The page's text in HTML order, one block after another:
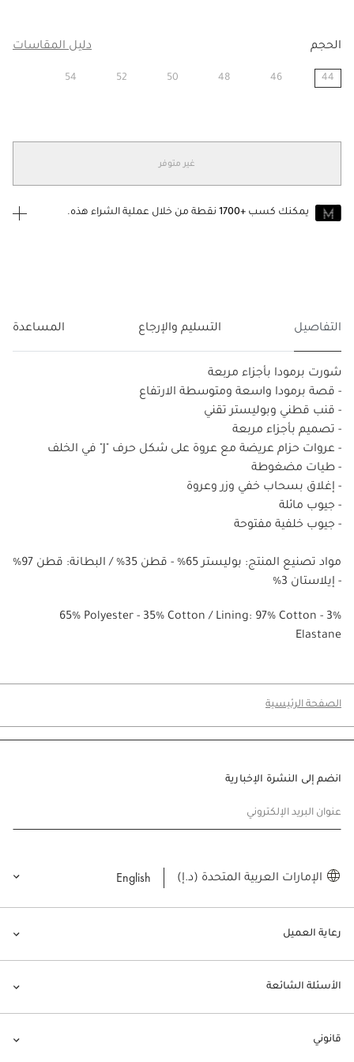
الحجم دليل المقاسات
44
46
48
50
52
54
غير متوفر
يمكنك كسب +1700
نقطة من خلال عملية الشراء هذه.
التفاصيل التسليم والإرجاع المساعدة
شورت برمودا بأجزاء مربعة
- قصة برمودا واسعة ومتوسطة الارتفاع
- قنب قطني وبوليستر تقني
- تصميم بأجزاء مربعة
- عروات حزام عريضة مع عروة على شكل حرف "J" في الخلف
- طيات مضغوطة
- إغلاق بسحاب خفي وزر وعروة
- جيوب مائلة
- جيوب خلفية مفتوحة
مواد تصنيع المنتج: بوليستر 65% - قطن 35% / البطانة: قطن 97%
- إيلاستان 3%
65% Polyester - 35% Cotton / Lining: 97% Cotton - 3%
Elastane
الصفحة الرئيسية
رعاية العميل
الأسئلة الشائعة
قانوني
انضم إلى النشرة الإخبارية
عنوان البريد الإلكتروني
الإمارات العربية المتحدة (د.إ) English